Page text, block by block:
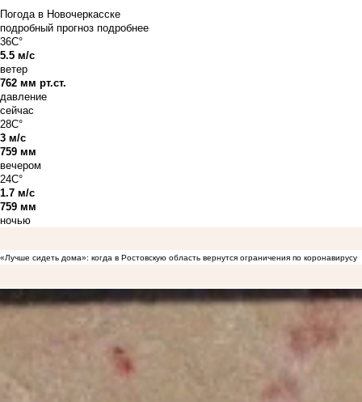
Погода в Новочеркасске
подробный прогноз подробнее
36C°
5.5 м/с
ветер
762 мм рт.ст.
давление
сейчас
28C°
3 м/с
759 мм
вечером
24C°
1.7 м/с
759 мм
ночью
«Лучше сидеть дома»: когда в Ростовскую область вернутся ограничения по коронавирусу